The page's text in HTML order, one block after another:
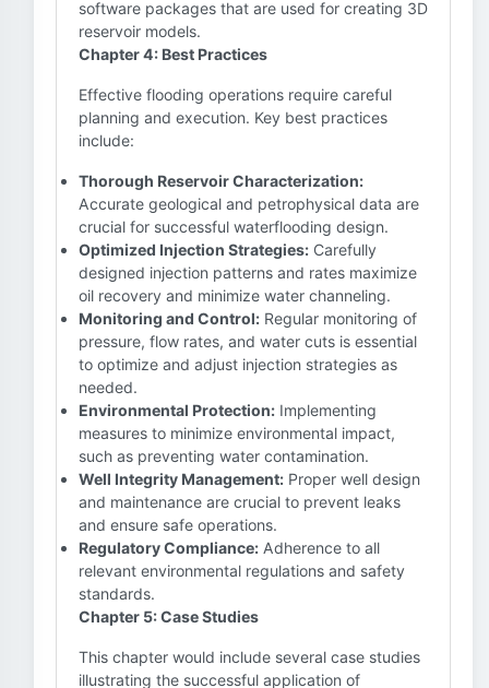
software packages that are used for creating 3D
reservoir models.
Chapter 4: Best Practices
Effective flooding operations require careful
planning and execution. Key best practices
include:
Thorough Reservoir Characterization:
Accurate geological and petrophysical data are
crucial for successful waterflooding design.
Optimized Injection Strategies: Carefully
designed injection patterns and rates maximize
oil recovery and minimize water channeling.
Monitoring and Control: Regular monitoring of
pressure, flow rates, and water cuts is essential
to optimize and adjust injection strategies as
needed.
Environmental Protection: Implementing
measures to minimize environmental impact,
such as preventing water contamination.
Well Integrity Management: Proper well design
and maintenance are crucial to prevent leaks
and ensure safe operations.
Regulatory Compliance: Adherence to all
relevant environmental regulations and safety
standards.
Chapter 5: Case Studies
This chapter would include several case studies
illustrating the successful application of